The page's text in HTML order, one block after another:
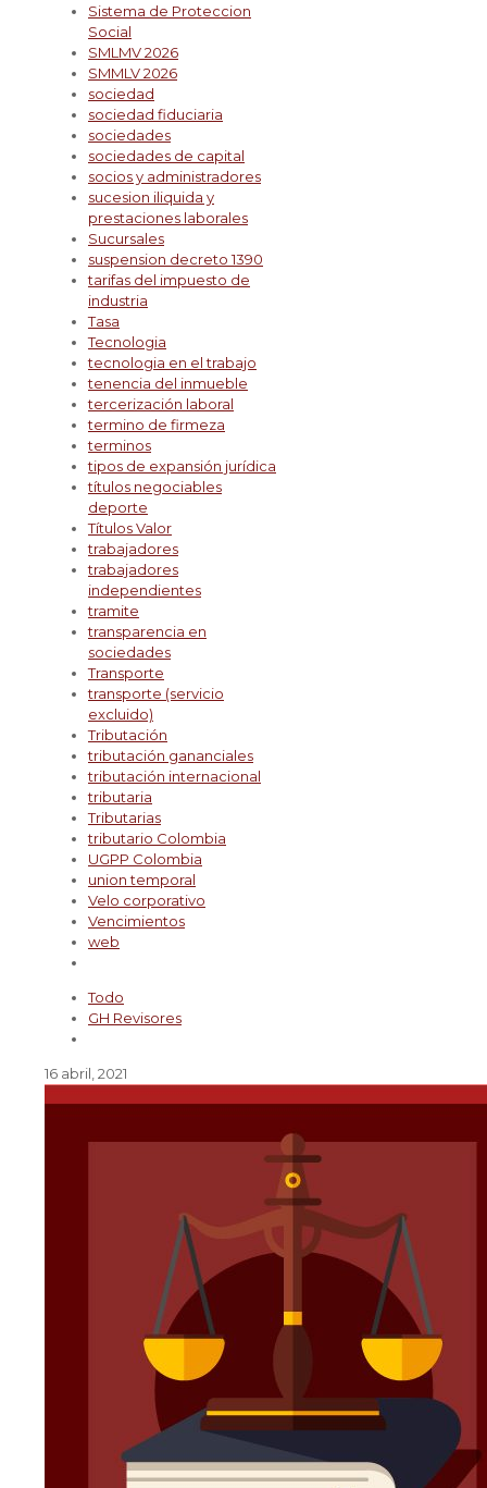
Sistema de Proteccion
Social
SMLMV 2026
SMMLV 2026
sociedad
sociedad fiduciaria
sociedades
sociedades de capital
socios y administradores
sucesion iliquida y
prestaciones laborales
Sucursales
suspension decreto 1390
tarifas del impuesto de
industria
Tasa
Tecnologia
tecnologia en el trabajo
tenencia del inmueble
tercerización laboral
termino de firmeza
terminos
tipos de expansión jurídica
títulos negociables
deporte
Títulos Valor
trabajadores
trabajadores
independientes
tramite
transparencia en
sociedades
Transporte
transporte (servicio
excluido)
Tributación
tributación gananciales
tributación internacional
tributaria
Tributarias
tributario Colombia
UGPP Colombia
union temporal
Velo corporativo
Vencimientos
web
Todo
GH Revisores
16 abril, 2021